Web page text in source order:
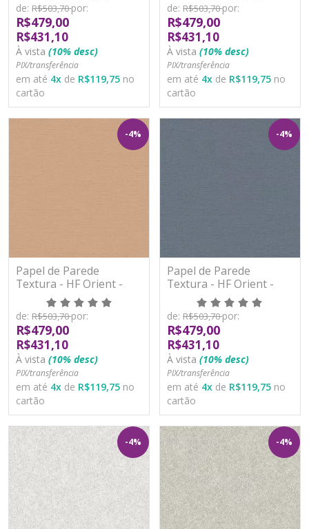
de: R$503,70por:
R$479,00
R$431,10
À vista (10% desc)
PIX/transferência
em até 4x de R$119,75 no
cartão
de: R$503,70por:
R$479,00
R$431,10
À vista (10% desc)
PIX/transferência
em até 4x de R$119,75 no
cartão
-4%
Papel de Parede
Textura - HF Orient -
121060 - Vinílico - TNT
de: R$503,70por:
R$479,00
R$431,10
À vista (10% desc)
PIX/transferência
em até 4x de R$119,75 no
cartão
-4%
Papel de Parede
Textura - HF Orient -
121062 - Vinílico - TNT
de: R$503,70por:
R$479,00
R$431,10
À vista (10% desc)
PIX/transferência
em até 4x de R$119,75 no
cartão
-4% -4%